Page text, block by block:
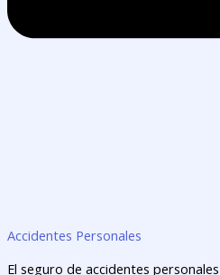
Accidentes Personales
El seguro de accidentes